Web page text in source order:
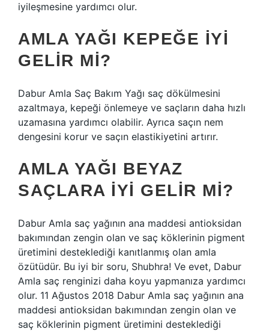
iyileşmesine yardımcı olur.
AMLA YAĞI KEPEĞE IYI
GELIR MI?
Dabur Amla Saç Bakım Yağı saç dökülmesini
azaltmaya, kepeği önlemeye ve saçların daha hızlı
uzamasına yardımcı olabilir. Ayrıca saçın nem
dengesini korur ve saçın elastikiyetini artırır.
AMLA YAĞI BEYAZ
SAÇLARA IYI GELIR MI?
Dabur Amla saç yağının ana maddesi antioksidan
bakımından zengin olan ve saç köklerinin pigment
üretimini desteklediği kanıtlanmış olan amla
özütüdür. Bu iyi bir soru, Shubhra! Ve evet, Dabur
Amla saç renginizi daha koyu yapmanıza yardımcı
olur. 11 Ağustos 2018 Dabur Amla saç yağının ana
maddesi antioksidan bakımından zengin olan ve
saç köklerinin pigment üretimini desteklediği